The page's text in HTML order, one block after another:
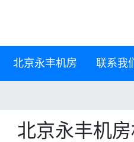
北京永丰机房 联系我们
北京永丰机